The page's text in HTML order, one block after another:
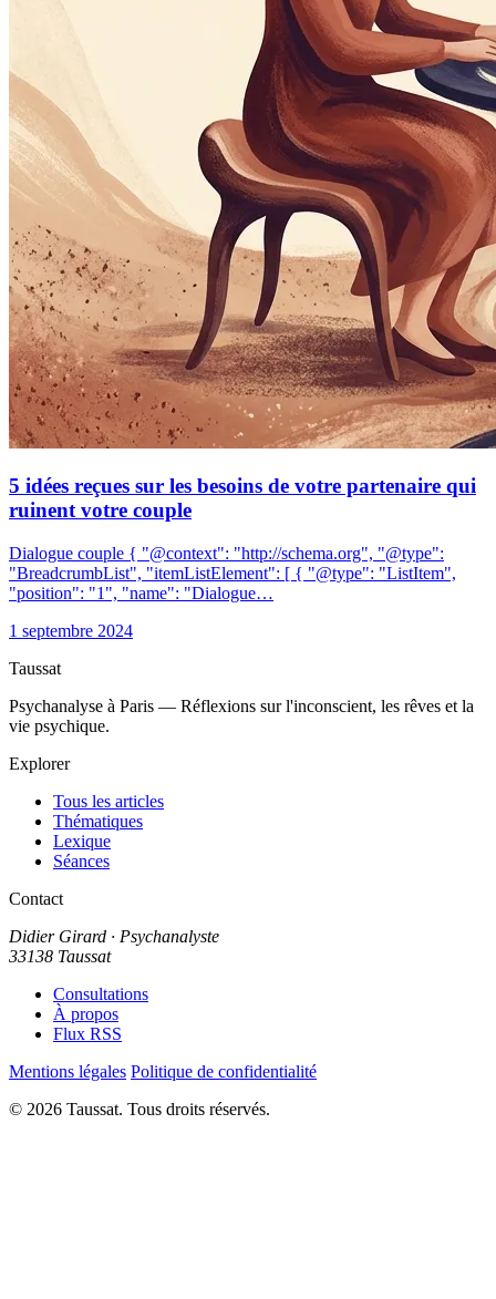
5 idées reçues sur les besoins de votre partenaire qui
ruinent votre couple
Dialogue couple { "@context": "http://schema.org", "@type":
"BreadcrumbList", "itemListElement": [ { "@type": "ListItem",
"position": "1", "name": "Dialogue…
1 septembre 2024
Taussat
Psychanalyse à Paris — Réflexions sur l'inconscient, les rêves et la
vie psychique.
Explorer
Tous les articles
Thématiques
Lexique
Séances
Contact
Didier Girard · Psychanalyste
33138 Taussat
Consultations
À propos
Flux RSS
Mentions légales Politique de confidentialité
© 2026 Taussat. Tous droits réservés.